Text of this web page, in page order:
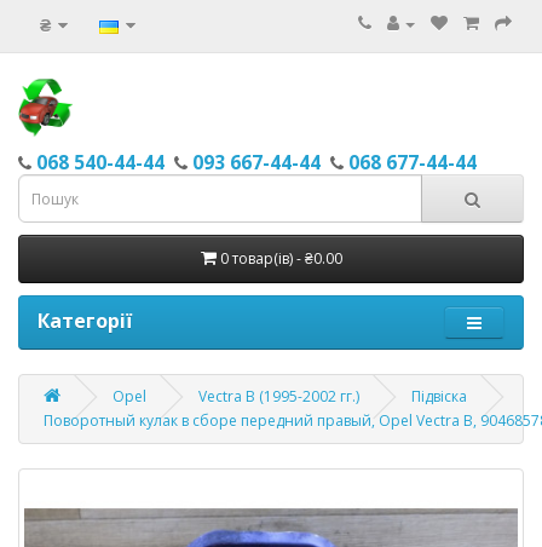
₴
068 540-44-44 093 667-44-44 068 677-44-44
0 товар(ів) - ₴0.00
Категорії
Opel Vectra B (1995-2002 гг.)
Підвіска
Поворотный кулак в сборе передний правый, Opel Vectra B,